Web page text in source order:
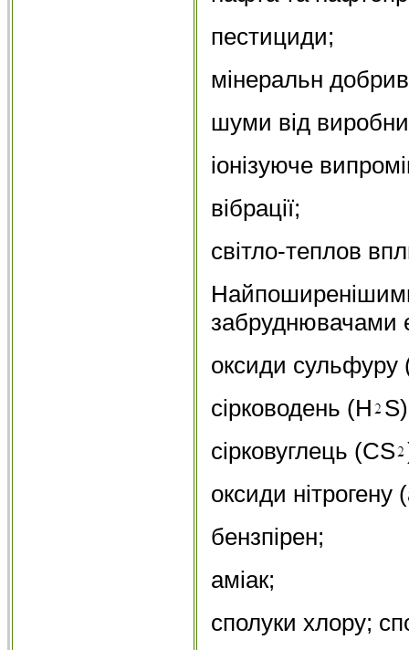
пестициди;
мінеральн
шуми від
іонізуюче
вібрації;
світло-теплов
забруднювачами
оксиди сульфуру
сірководень (Н
сірковуглець (СS
оксиди нітрогену
бензпірен;
аміак;
сполуки хлору;